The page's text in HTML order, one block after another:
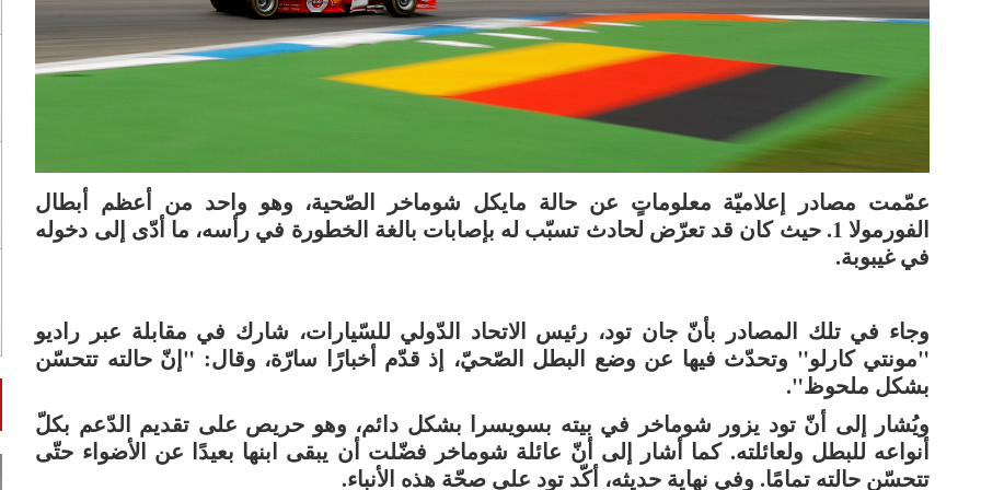
عمّمت مصادر إعلاميّة معلوماتٍ عن حالة مايكل شوماخر الصّحية، وهو واحد من أعظم أبطال
الفورمولا 1. حيث كان قد تعرّض لحادث تسبّب له بإصابات بالغة الخطورة في رأسه، ما أدّى إلى دخوله
في غيبوبة.
وجاء في تلك المصادر بأنّ جان تود، رئيس الاتحاد الدّولي للسّيارات، شارك في مقابلة عبر راديو
"مونتي كارلو" وتحدّث فيها عن وضع البطل الصّحيّ، إذ قدّم أخبارًا سارّة، وقال: "إنّ حالته تتحسّن
بشكل ملحوظ".
ويُشار إلى أنّ تود يزور شوماخر في بيته بسويسرا بشكل دائم، وهو حريص على تقديم الدّعم بكلّ
أنواعه للبطل ولعائلته. كما أشار إلى أنّ عائلة شوماخر فضّلت أن يبقى ابنها بعيدًا عن الأضواء حتّى
تتحسّن حالته تمامًا. وفي نهاية حديثه، أكّد تود على صحّة هذه الأنباء.